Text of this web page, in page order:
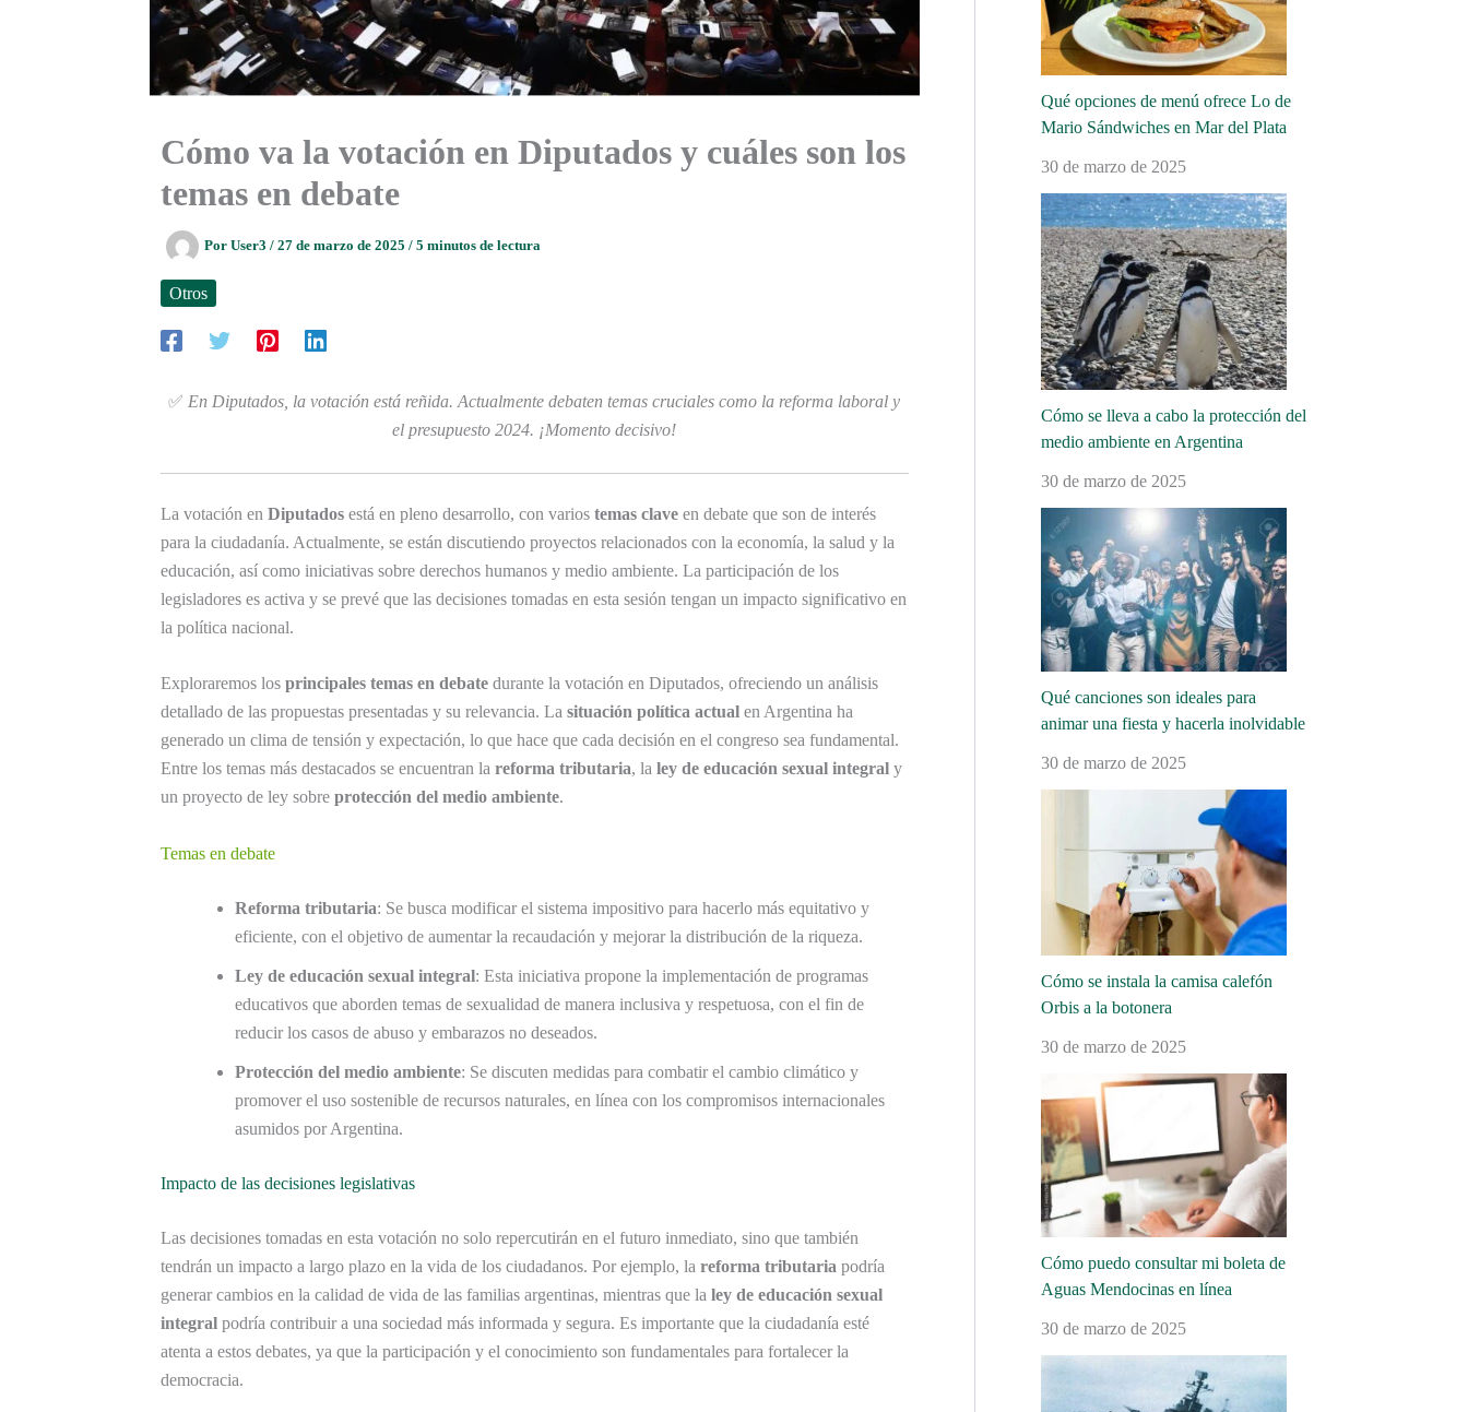
Cómo va la votación en Diputados y cuáles son los
temas en debate
Por User3 / 27 de marzo de 2025 / 5 minutos de lectura
Otros
✅ En Diputados, la votación está reñida. Actualmente debaten temas cruciales como la reforma laboral y
el presupuesto 2024. ¡Momento decisivo!
La votación en Diputados está en pleno desarrollo, con varios temas clave en debate que son de interés
para la ciudadanía. Actualmente, se están discutiendo proyectos relacionados con la economía, la salud y la
educación, así como iniciativas sobre derechos humanos y medio ambiente. La participación de los
legisladores es activa y se prevé que las decisiones tomadas en esta sesión tengan un impacto significativo en
la política nacional.
Exploraremos los principales temas en debate durante la votación en Diputados, ofreciendo un análisis
detallado de las propuestas presentadas y su relevancia. La situación política actual en Argentina ha
generado un clima de tensión y expectación, lo que hace que cada decisión en el congreso sea fundamental.
Entre los temas más destacados se encuentran la reforma tributaria, la ley de educación sexual integral y
un proyecto de ley sobre protección del medio ambiente.
Temas en debate
Reforma tributaria: Se busca modificar el sistema impositivo para hacerlo más equitativo y
eficiente, con el objetivo de aumentar la recaudación y mejorar la distribución de la riqueza.
Ley de educación sexual integral: Esta iniciativa propone la implementación de programas
educativos que aborden temas de sexualidad de manera inclusiva y respetuosa, con el fin de
reducir los casos de abuso y embarazos no deseados.
Protección del medio ambiente: Se discuten medidas para combatir el cambio climático y
promover el uso sostenible de recursos naturales, en línea con los compromisos internacionales
asumidos por Argentina.
Impacto de las decisiones legislativas
Las decisiones tomadas en esta votación no solo repercutirán en el futuro inmediato, sino que también
tendrán un impacto a largo plazo en la vida de los ciudadanos. Por ejemplo, la reforma tributaria podría
generar cambios en la calidad de vida de las familias argentinas, mientras que la ley de educación sexual
integral podría contribuir a una sociedad más informada y segura. Es importante que la ciudadanía esté
atenta a estos debates, ya que la participación y el conocimiento son fundamentales para fortalecer la
democracia.
Qué opciones de menú ofrece Lo de
Mario Sándwiches en Mar del Plata
30 de marzo de 2025
Cómo se lleva a cabo la protección del
medio ambiente en Argentina
30 de marzo de 2025
Qué canciones son ideales para
animar una fiesta y hacerla inolvidable
30 de marzo de 2025
Cómo se instala la camisa calefón
Orbis a la botonera
30 de marzo de 2025
Cómo puedo consultar mi boleta de
Aguas Mendocinas en línea
30 de marzo de 2025